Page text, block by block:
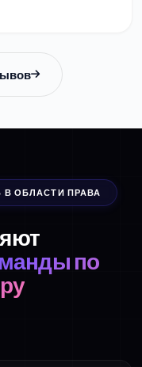
ОБЛАСТИ ПРАВА
по